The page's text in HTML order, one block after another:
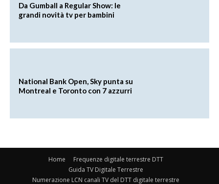
Da Gumball a Regular Show: le
grandi novità tv per bambini
National Bank Open, Sky punta su
Montreal e Toronto con 7 azzurri
Home
Frequenze digitale terrestre DTT
Guida TV Digitale Terrestre
Numerazione LCN canali TV del DTT digitale terrestre